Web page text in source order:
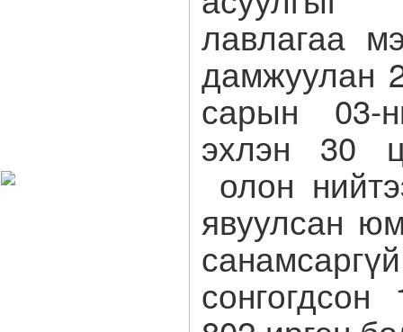
лавлагаа
дамжуулан
сарын 03-
эхлэн 30
олон
явуулсан